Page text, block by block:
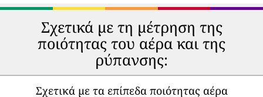
Σχετικά με τη μέτρηση της
ποιότητας του αέρα και της
ρύπανσης:
Σχετικά με τα επίπεδα ποιότητας αέρα